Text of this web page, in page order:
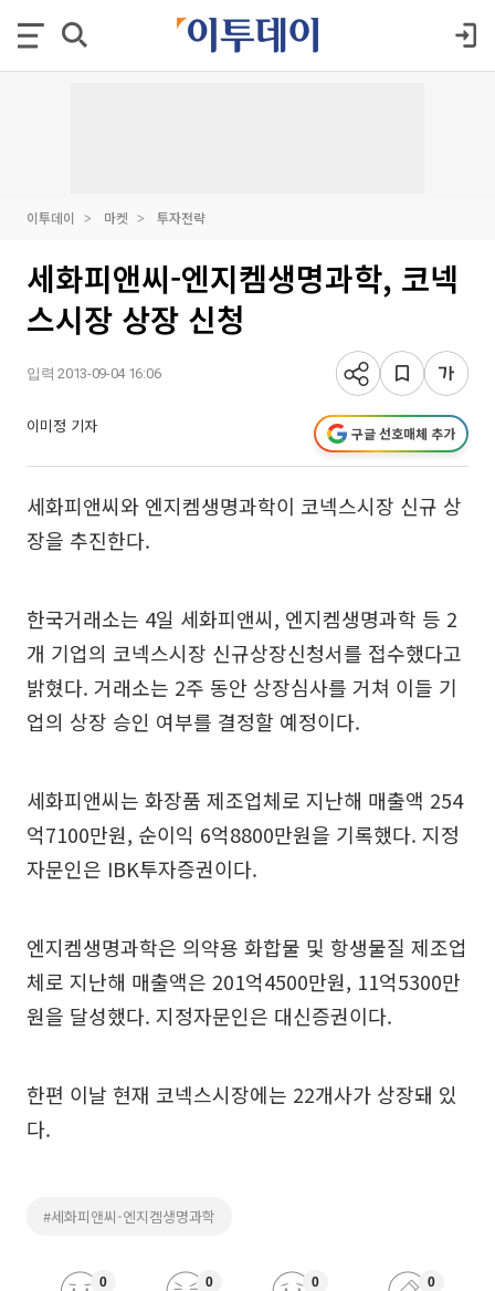
이투데이 마켓 투자전략
세화피앤씨-엔지켐생명과학, 코넥
스시장 상장 신청
입력 2013-09-04 16:06
이미정 기자 구글 선호매체 추가
세화피앤씨와 엔지켐생명과학이 코넥스시장 신규 상
장을 추진한다.
한국거래소는 4일 세화피앤씨, 엔지켐생명과학 등 2
개 기업의 코넥스시장 신규상장신청서를 접수했다고
밝혔다. 거래소는 2주 동안 상장심사를 거쳐 이들 기
업의 상장 승인 여부를 결정할 예정이다.
세화피앤씨는 화장품 제조업체로 지난해 매출액 254
억7100만원, 순이익 6억8800만원을 기록했다. 지정
자문인은 IBK투자증권이다.
엔지켐생명과학은 의약용 화합물 및 항생물질 제조업
체로 지난해 매출액은 201억4500만원, 11억5300만
원을 달성했다. 지정자문인은 대신증권이다.
한편 이날 현재 코넥스시장에는 22개사가 상장돼 있
다.
#세화피앤씨-엔지켐생명과학
0 0 0 0